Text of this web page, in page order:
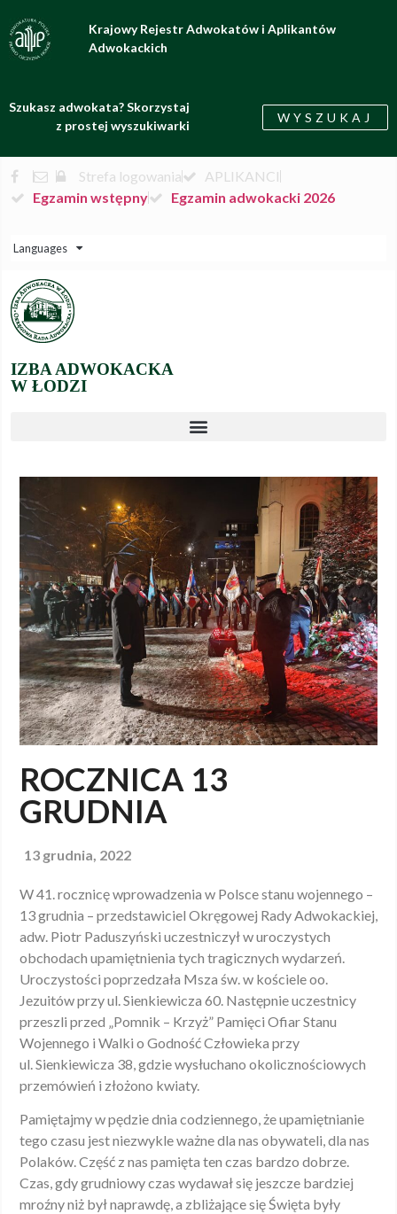
Krajowy Rejestr Adwokatów i Aplikantów
Adwokackich
Szukasz adwokata? Skorzystaj
z prostej wyszukiwarki
WYSZUKAJ
Strefa logowania
APLIKANCI
Egzamin wstępny
Egzamin adwokacki 2026
Languages
IZBA ADWOKACKA
W ŁODZI
ROCZNICA 13
GRUDNIA
13 grudnia, 2022
W 41. rocznicę wprowadzenia w Polsce stanu wojennego –
13 grudnia – przedstawiciel Okręgowej Rady Adwokackiej,
adw. Piotr Paduszyński uczestniczył w uroczystych
obchodach upamiętnienia tych tragicznych wydarzeń.
Uroczystości poprzedzała Msza św. w kościele oo.
Jezuitów przy ul. Sienkiewicza 60. Następnie uczestnicy
przeszli przed „Pomnik – Krzyż” Pamięci Ofiar Stanu
Wojennego i Walki o Godność Człowieka przy
ul. Sienkiewicza 38, gdzie wysłuchano okolicznościowych
przemówień i złożono kwiaty.
Pamiętajmy w pędzie dnia codziennego, że upamiętnianie
tego czasu jest niezwykle ważne dla nas obywateli, dla nas
Polaków. Część z nas pamięta ten czas bardzo dobrze.
Czas, gdy grudniowy czas wydawał się jeszcze bardziej
mroźny niż był naprawdę, a zbliżające się Święta były